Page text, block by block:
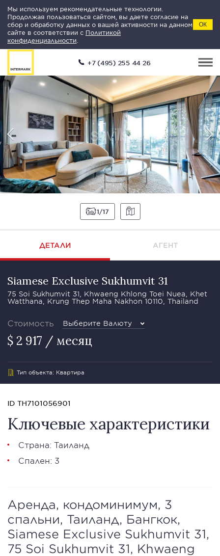
Мы используем рекомендательные технологии.
Продолжая пользоваться сайтом, вы даете согласие на
сбор и обработку данных о вашей активности на данном
сайте в соответствии с Политикой
конфиденциальности
ОК
+7 (495) 255 44 26
1 17
ДЕТАЛИ АГЕНТ
Siamese Exclusive Sukhumvit 31
75 Soi Sukhumvit 31, Khwaeng Khlong Toei Nuea, Khet
Watthana, Krung Thep Maha Nakhon 10110, Thailand
Стоимость Выберите Валюту
$ 2 917 / месяц
Тип объекта: Квартира
ID TH7101056901
Ключевые характеристики
Страна: Таиланд
Спален: 3
Аренда, кондоминимум, 3
спальни, Таиланд, Бангкок,
Siamese Exclusive Sukhumvit 31,
75 Soi Sukhumvit 31, Khwaeng